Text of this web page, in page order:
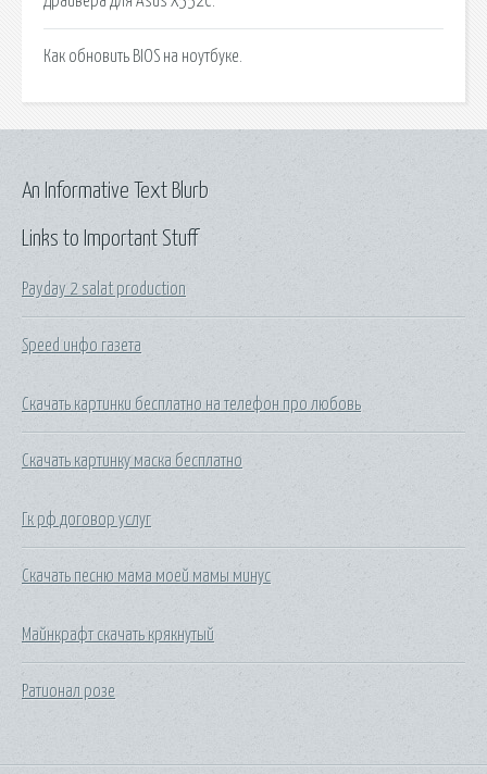
Как обновить BIOS на ноутбуке.
Links to Important Stuff
Payday 2 salat production
Speed инфо газета
Скачать картинки бесплатно на телефон про любовь
Скачать картинку маска бесплатно
Гк рф договор услуг
Скачать песню мама моей мамы минус
Майнкрафт скачать крякнутый
Ратионал розе
An Informative Text Blurb